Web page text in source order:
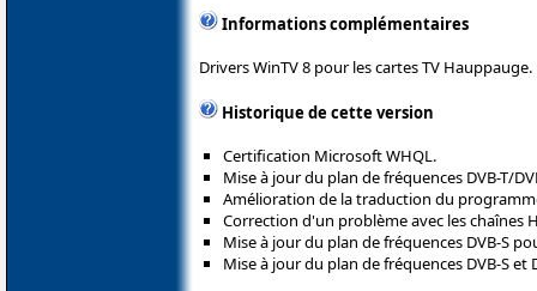
Informations complémentaires
Drivers WinTV 8 pour les cartes TV Hauppauge.
Historique de cette version
Certification Microsoft WHQL.
Mise à jour du plan de fréquences DVB-T/
Amélioration de la traduction du
Correction d'un problème avec les chaînes
Mise à jour du plan de fréquences DVB-S
Mise à jour du plan de fréquences DVB-S et